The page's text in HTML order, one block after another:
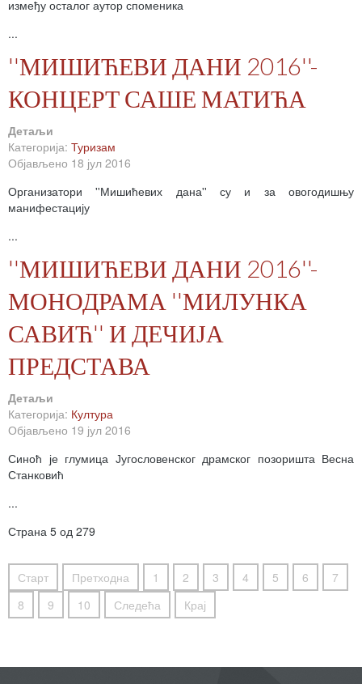
између осталог аутор споменика
...
''МИШИЋЕВИ ДАНИ 2016''-
КОНЦЕРТ САШЕ МАТИЋА
Детаљи
Категорија: Туризам
Објављено 18 јул 2016
Организатори ''Мишићевих дана'' су и за овогодишњу
манифестацију
...
''МИШИЋЕВИ ДАНИ 2016''-
МОНОДРАМА ''МИЛУНКА
САВИЋ'' И ДЕЧИЈА
ПРЕДСТАВА
Детаљи
Категорија: Култура
Објављено 19 јул 2016
Синоћ је глумица Југословенског драмског позоришта Весна
Станковић
...
Страна 5 од 279
Старт Претходна 1 2 3 4 5 6
7
8
9 10 Следећа Крај